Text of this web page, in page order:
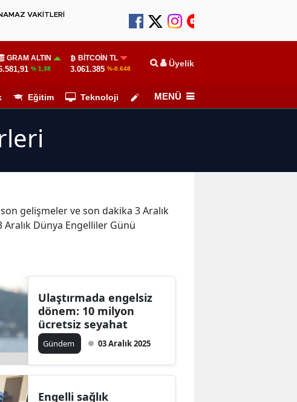
VAKİTLERİ
GRAM ALTIN
% 1,38
BITCOIN TL
3.061.385 %-0.648 Üyelik
Eğitim Teknoloji Köşe Yazarları
MENÜ
gelişmeler ve son dakika 3 Aralık
Dünya Engelliler Günü
Ulaştırmada engelsiz
dönem: 10 milyon
ücretsiz seyahat
Gündem 03 Aralık 2025
Engelli sağlık